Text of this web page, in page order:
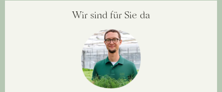
Wir sind für Sie da